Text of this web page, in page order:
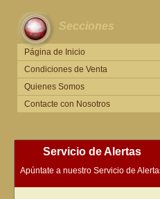
Relojes de pie antiguos
Relojes de bolsillo antiguos
Relojes de pulsera antiguos
Secciones
Página de Inicio
Condiciones de Venta
Quienes Somos
Contacte con Nosotros
Servicio de Alertas
Apúntate a nuestro Servicio de